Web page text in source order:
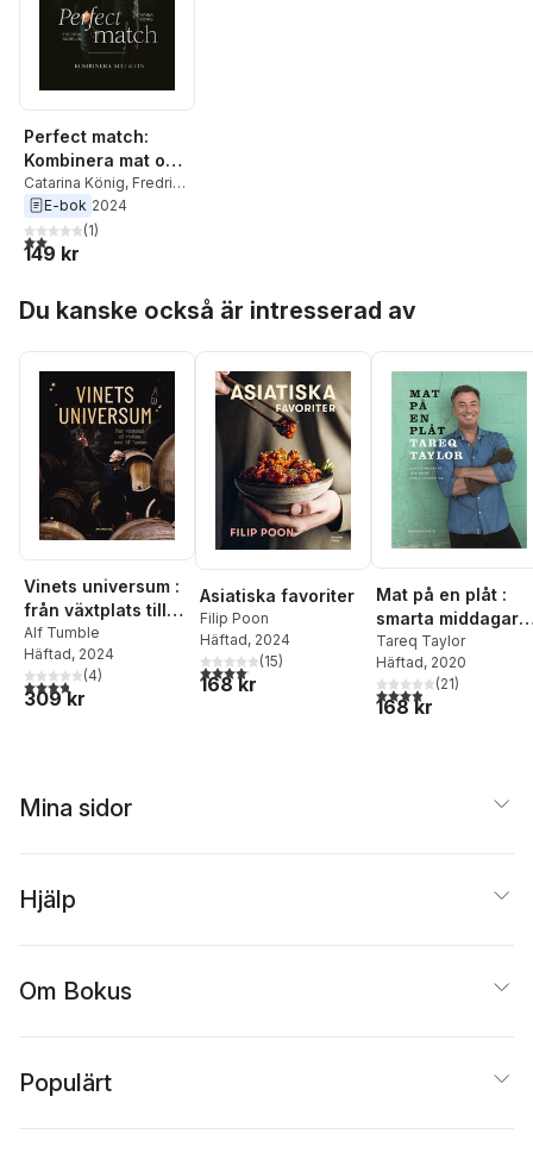
Perfect match:
Kombinera mat och
vin
Catarina König, Fredrik
Schelin
E-bok 2024
2,0utav 5 stjärnor. Totalt antal röster:
(1)
149 kr
Du kanske också är intresserad av
Vinets universum :
från växtplats till
vinlista
Alf Tumble
Häftad, 2024
3,8utav 5 stjärnor. Totalt antal röster:
(4)
309 kr
Asiatiska favoriter
Filip Poon
Häftad, 2024
4,1utav 5 stjärnor. Totalt antal röster:
(15)
168 kr
Mat på en plåt :
smarta middagar
och andra enkla
ugnsrätter
Tareq Taylor
Häftad, 2020
3,9utav 5 stjärnor.
(21)
168 kr
Mina sidor
Hjälp
Om Bokus
Populärt